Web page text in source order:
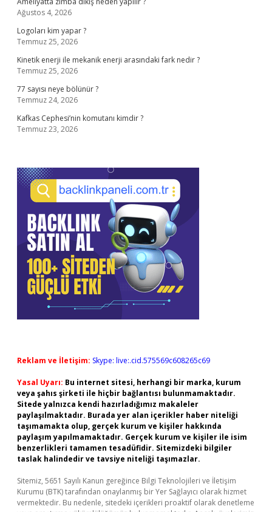
Ağustos 4, 2026
Logoları kim yapar ?
Temmuz 25, 2026
Kinetik enerji ile mekanik enerji arasındaki fark nedir ?
Temmuz 25, 2026
77 sayısı neye bölünür ?
Temmuz 24, 2026
Kafkas Cephesi’nin komutanı kimdir ?
Temmuz 23, 2026
Reklam ve İletişim: Skype: live:.cid.575569c608265c69
Yasal Uyarı: Bu internet sitesi, herhangi bir marka, kurum
veya şahıs şirketi ile hiçbir bağlantısı bulunmamaktadır.
Sitede yalnızca kendi hazırladığımız makaleler
paylaşılmaktadır. Burada yer alan içerikler haber niteliği
taşımamakta olup, gerçek kurum ve kişiler hakkında
paylaşım yapılmamaktadır. Gerçek kurum ve kişiler ile isim
benzerlikleri tamamen tesadüfidir. Sitemizdeki bilgiler
taslak halindedir ve tavsiye niteliği taşımazlar.
Sitemiz, 5651 Sayılı Kanun gereğince Bilgi Teknolojileri ve İletişim
Kurumu (BTK) tarafından onaylanmış bir Yer Sağlayıcı olarak hizmet
vermektedir. Bu nedenle, sitedeki içerikleri proaktif olarak denetleme